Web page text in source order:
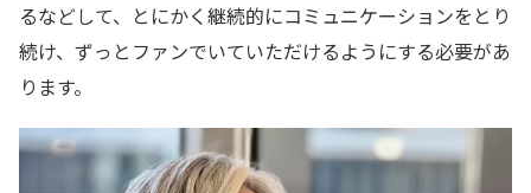
るなどして、とにかく継続的にコミュニケーションをとり
続け、ずっとファンでいていただけるようにする必要があ
ります。